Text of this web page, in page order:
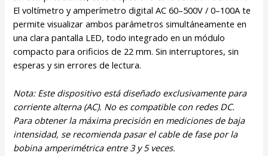
El voltímetro y amperímetro digital AC 60–500V / 0–100A te
permite visualizar ambos parámetros simultáneamente en
una clara pantalla LED, todo integrado en un módulo
compacto para orificios de 22 mm. Sin interruptores, sin
esperas y sin errores de lectura.
Nota: Este dispositivo está diseñado exclusivamente para
corriente alterna (AC). No es compatible con redes DC.
Para obtener la máxima precisión en mediciones de baja
intensidad, se recomienda pasar el cable de fase por la
bobina amperimétrica entre 3 y 5 veces.